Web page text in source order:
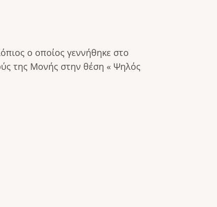
ο οποίος γεννήθηκε στο
της Μονής στην θέση « Ψηλός